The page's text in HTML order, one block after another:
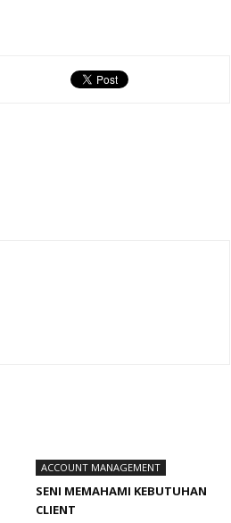
ACCOUNT MANAGEMENT
SENI MEMAHAMI KEBUTUHAN
CLIENT